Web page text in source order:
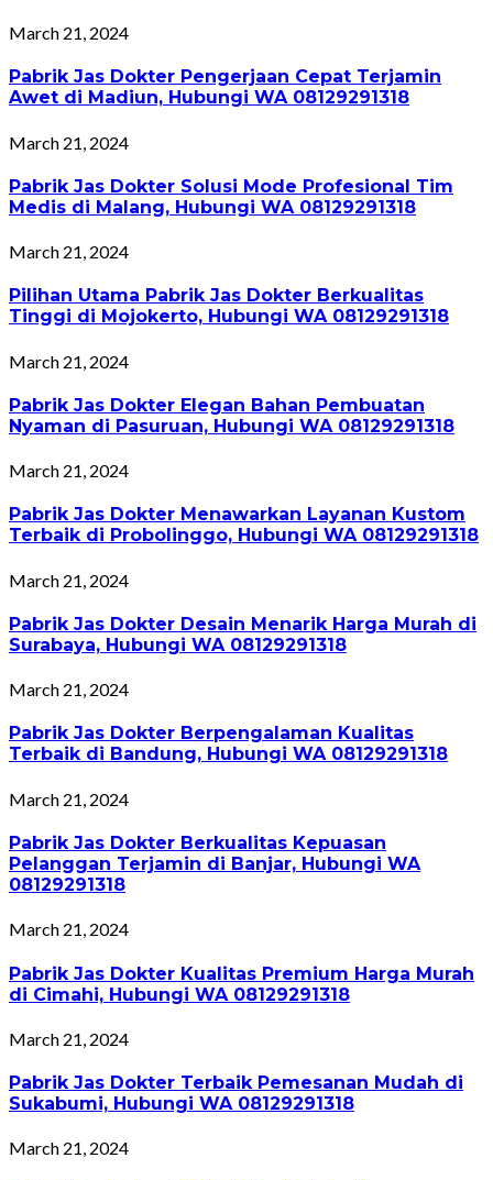
March 21, 2024
Pabrik Jas Dokter Pengerjaan Cepat Terjamin
Awet di Madiun, Hubungi WA 08129291318
March 21, 2024
Pabrik Jas Dokter Solusi Mode Profesional Tim
Medis di Malang, Hubungi WA 08129291318
March 21, 2024
Pilihan Utama Pabrik Jas Dokter Berkualitas
Tinggi di Mojokerto, Hubungi WA 08129291318
March 21, 2024
Pabrik Jas Dokter Elegan Bahan Pembuatan
Nyaman di Pasuruan, Hubungi WA 08129291318
March 21, 2024
Pabrik Jas Dokter Menawarkan Layanan Kustom
Terbaik di Probolinggo, Hubungi WA 08129291318
March 21, 2024
Pabrik Jas Dokter Desain Menarik Harga Murah di
Surabaya, Hubungi WA 08129291318
March 21, 2024
Pabrik Jas Dokter Berpengalaman Kualitas
Terbaik di Bandung, Hubungi WA 08129291318
March 21, 2024
Pabrik Jas Dokter Berkualitas Kepuasan
Pelanggan Terjamin di Banjar, Hubungi WA
08129291318
March 21, 2024
Pabrik Jas Dokter Kualitas Premium Harga Murah
di Cimahi, Hubungi WA 08129291318
March 21, 2024
Pabrik Jas Dokter Terbaik Pemesanan Mudah di
Sukabumi, Hubungi WA 08129291318
March 21, 2024